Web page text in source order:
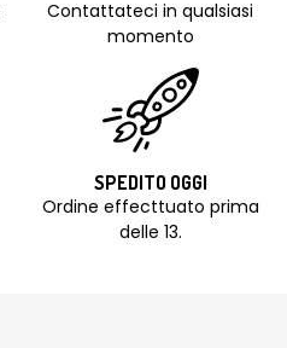
Contattateci in qualsiasi
momento
SPEDITO OGGI
Ordine effecttuato prima
delle 13.